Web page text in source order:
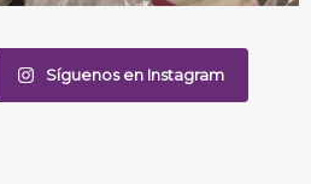
Síguenos en Instagram